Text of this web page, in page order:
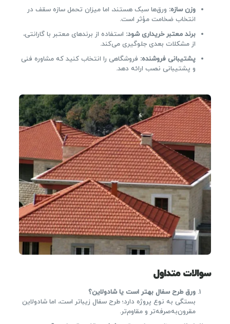
وزن سازه: ورق‌ها سبک هستند، اما میزان تحمل سازه سقف در
انتخاب ضخامت مؤثر است.
برند معتبر خریداری شود: استفاده از برندهای معتبر با گارانتی،
از مشکلات بعدی جلوگیری می‌کند.
پشتیبانی فروشنده: فروشگاهی را انتخاب کنید که مشاوره فنی
و پشتیبانی نصب ارائه دهد.
سوالات متداول
ورق طرح سفال بهتر است یا شادولاین؟
بستگی به نوع پروژه دارد؛ طرح سفال زیباتر است، اما شادولاین
مقرون‌به‌صرفه‌تر و مقاوم‌تر.